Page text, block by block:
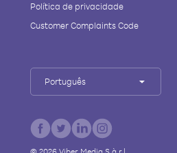
Política de privacidade
Customer Complaints Code
Português